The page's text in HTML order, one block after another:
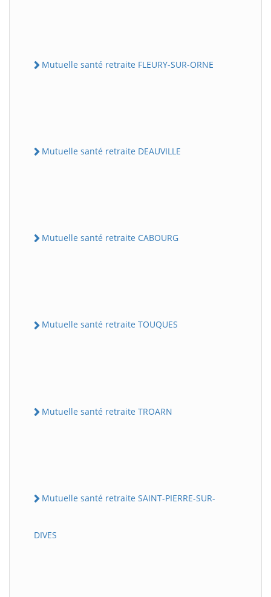
Mutuelle santé retraite FLEURY-SUR-ORNE
Mutuelle santé retraite DEAUVILLE
Mutuelle santé retraite CABOURG
Mutuelle santé retraite TOUQUES
Mutuelle santé retraite TROARN
Mutuelle santé retraite SAINT-PIERRE-SUR-
DIVES